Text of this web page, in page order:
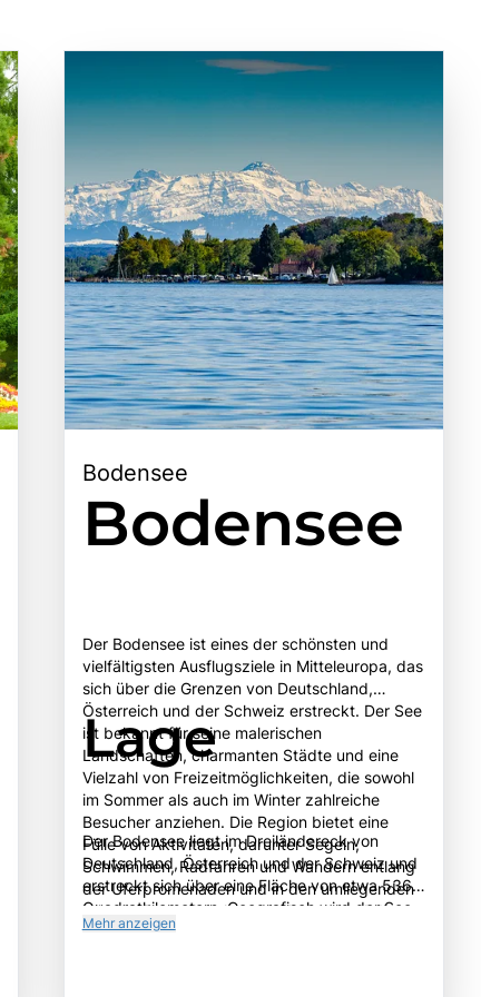
Bodensee
Bodensee
Der Bodensee ist eines der schönsten und
vielfältigsten Ausflugsziele in Mitteleuropa, das
sich über die Grenzen von Deutschland,
Österreich und der Schweiz erstreckt. Der See
ist bekannt für seine malerischen
Landschaften, charmanten Städte und eine
Vielzahl von Freizeitmöglichkeiten, die sowohl
im Sommer als auch im Winter zahlreiche
Besucher anziehen. Die Region bietet eine
Fülle von Aktivitäten, darunter Segeln,
Schwimmen, Radfahren und Wandern entlang
der Uferpromenaden und in den umliegenden
Hügeln. Besonders hervorzuheben sind die
historischen Städte wie Konstanz, Lindau und
Lage
Der Bodensee liegt im Dreiländereck von
Deutschland, Österreich und der Schweiz und
erstreckt sich über eine Fläche von etwa 536
Quadratkilometern. Geografisch wird der See
von den Alpen im Süden und sanften Hügeln
Mehr anzeigen